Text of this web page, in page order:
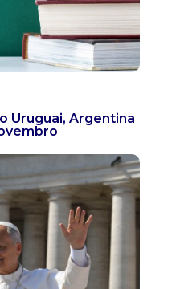
Uruguai, Argentina